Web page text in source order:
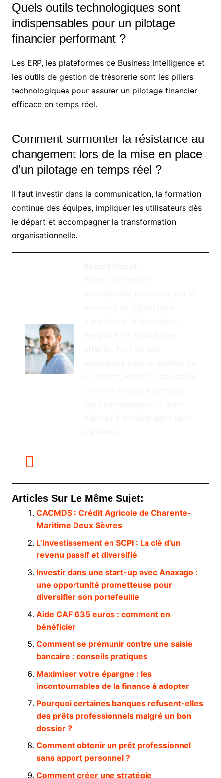
Quels outils technologiques sont
indispensables pour un pilotage
financier performant ?
Les ERP, les plateformes de Business Intelligence et
les outils de gestion de trésorerie sont les piliers
technologiques pour assurer un pilotage financier
efficace en temps réel.
Comment surmonter la résistance au
changement lors de la mise en place
d’un pilotage en temps réel ?
Il faut investir dans la communication, la formation
continue des équipes, impliquer les utilisateurs dès
le départ et accompagner la transformation
organisationnelle.
Articles Sur Le Même Sujet:
CACMDS : Crédit Agricole de Charente-
Maritime Deux Sèvres
L’Investissement en SCPI : La clé d’un
revenu passif et diversifié
Investir dans une start-up avec Anaxago :
une opportunité prometteuse pour
diversifier son portefeuille
Aide CAF 635 euros : comment en
bénéficier
Comment se prémunir contre une saisie
bancaire : conseils pratiques
Maximiser votre épargne : les
incontournables de la finance à adopter
Pourquoi certaines banques refusent-elles
des prêts professionnels malgré un bon
dossier ?
Comment obtenir un prêt professionnel
sans apport personnel ?
Comment créer une stratégie